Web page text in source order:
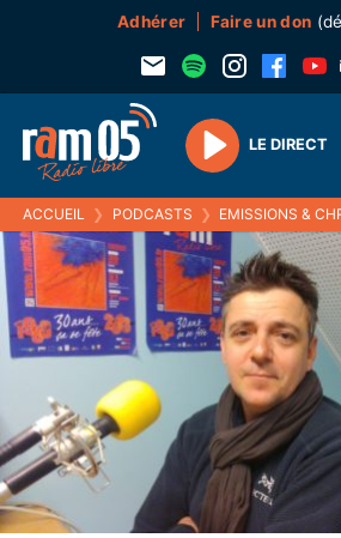
Adhérer Faire un don
Play
LE DIRECT
ACCUEIL ❯ PODCASTS ❯ EMISSIONS &